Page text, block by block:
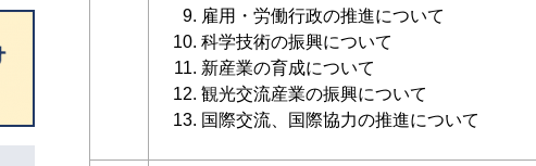
雇用・労働行政の推進について
科学技術の振興について
新産業の育成について
観光交流産業の振興について
国際交流、国際協力の推進について